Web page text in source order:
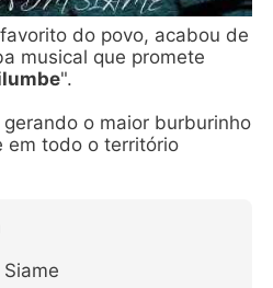
do povo, acabou de
musical que promete
".
o maior burburinho
em todo o território